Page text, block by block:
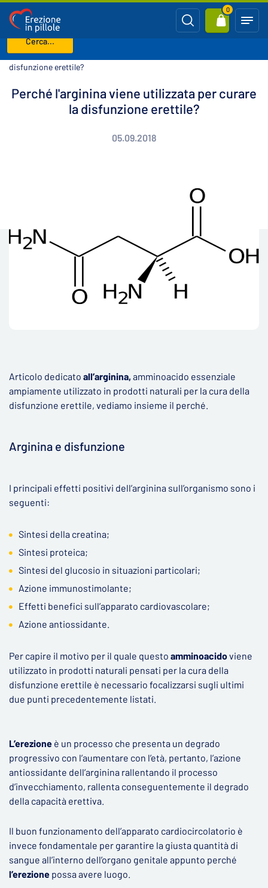
Cerca...
0
Benvenuto Blog
disfunzione erettile?
Perché l'arginina viene utilizzata per curare
la disfunzione erettile?
05.09.2018
Articolo dedicato all’arginina, amminoacido essenziale
ampiamente utilizzato in prodotti naturali per la cura della
disfunzione erettile, vediamo insieme il perché.
Arginina e disfunzione
I principali effetti positivi dell’arginina sull’organismo sono i
seguenti:
Sintesi della creatina;
Sintesi proteica;
Sintesi del glucosio in situazioni particolari;
Azione immunostimolante;
Effetti benefici sull’apparato cardiovascolare;
Azione antiossidante.
Per capire il motivo per il quale questo amminoacidoviene
utilizzato in prodotti naturali pensati per la cura della
disfunzione erettile è necessario focalizzarsi sugli ultimi
due punti precedentemente listati.
L’erezione è un processo che presenta un degrado
progressivo con l’aumentare con l’età, pertanto, l’azione
antiossidante dell’arginina rallentando il processo
d’invecchiamento, rallenta conseguentemente il degrado
della capacità erettiva.
Il buon funzionamento dell’apparato cardiocircolatorio è
invece fondamentale per garantire la giusta quantità di
sangue all’interno dell’organo genitale appunto perché
l’erezione possa avere luogo.